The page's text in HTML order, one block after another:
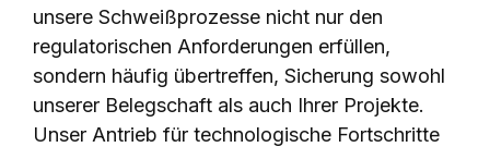
unsere Schweißprozesse nicht nur den
regulatorischen Anforderungen erfüllen,
sondern häufig übertreffen, Sicherung sowohl
unserer Belegschaft als auch Ihrer Projekte.
Unser Antrieb für technologische Fortschritte